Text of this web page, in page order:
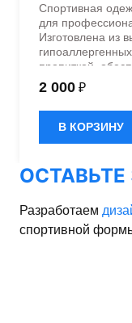
Спортивная
для
Изготовлена из
пропиткой,
быстрое
эластичностью в
дизайном.
2 000 ₽
В КОРЗИНУ
Разработаем
спортивной